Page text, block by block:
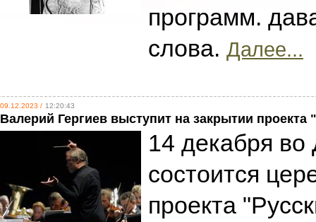
программ.
слова. Далее...
09.12.2023 / 12:20:43
Валерий Гергиев выступит на закрытии проекта
14 декабря во
состоится
проекта